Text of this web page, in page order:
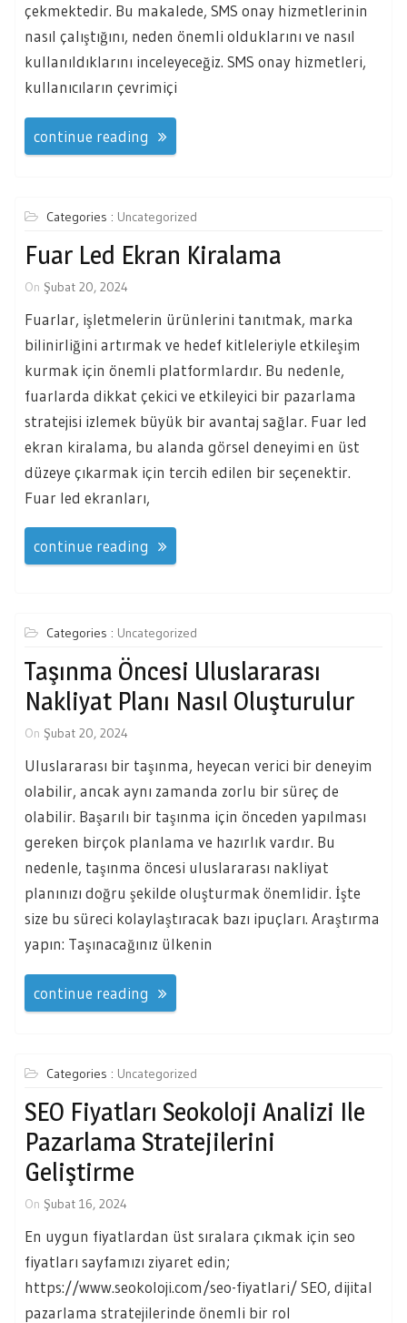
çekmektedir. Bu makalede, SMS onay hizmetlerinin
nasıl çalıştığını, neden önemli olduklarını ve nasıl
kullanıldıklarını inceleyeceğiz. SMS onay hizmetleri,
kullanıcıların çevrimiçi
continue reading
Categories : Uncategorized
Fuar Led Ekran Kiralama
On Şubat 20, 2024
Fuarlar, işletmelerin ürünlerini tanıtmak, marka
bilinirliğini artırmak ve hedef kitleleriyle etkileşim
kurmak için önemli platformlardır. Bu nedenle,
fuarlarda dikkat çekici ve etkileyici bir pazarlama
stratejisi izlemek büyük bir avantaj sağlar. Fuar led
ekran kiralama, bu alanda görsel deneyimi en üst
düzeye çıkarmak için tercih edilen bir seçenektir.
Fuar led ekranları,
continue reading
Categories : Uncategorized
Taşınma Öncesi Uluslararası
Nakliyat Planı Nasıl Oluşturulur
On Şubat 20, 2024
Uluslararası bir taşınma, heyecan verici bir deneyim
olabilir, ancak aynı zamanda zorlu bir süreç de
olabilir. Başarılı bir taşınma için önceden yapılması
gereken birçok planlama ve hazırlık vardır. Bu
nedenle, taşınma öncesi uluslararası nakliyat
planınızı doğru şekilde oluşturmak önemlidir. İşte
size bu süreci kolaylaştıracak bazı ipuçları. Araştırma
yapın: Taşınacağınız ülkenin
continue reading
Categories : Uncategorized
SEO Fiyatları Seokoloji Analizi Ile
Pazarlama Stratejilerini
Geliştirme
On Şubat 16, 2024
En uygun fiyatlardan üst sıralara çıkmak için seo
fiyatları sayfamızı ziyaret edin;
https://www.seokoloji.com/seo-fiyatlari/ SEO, dijital
pazarlama stratejilerinde önemli bir rol